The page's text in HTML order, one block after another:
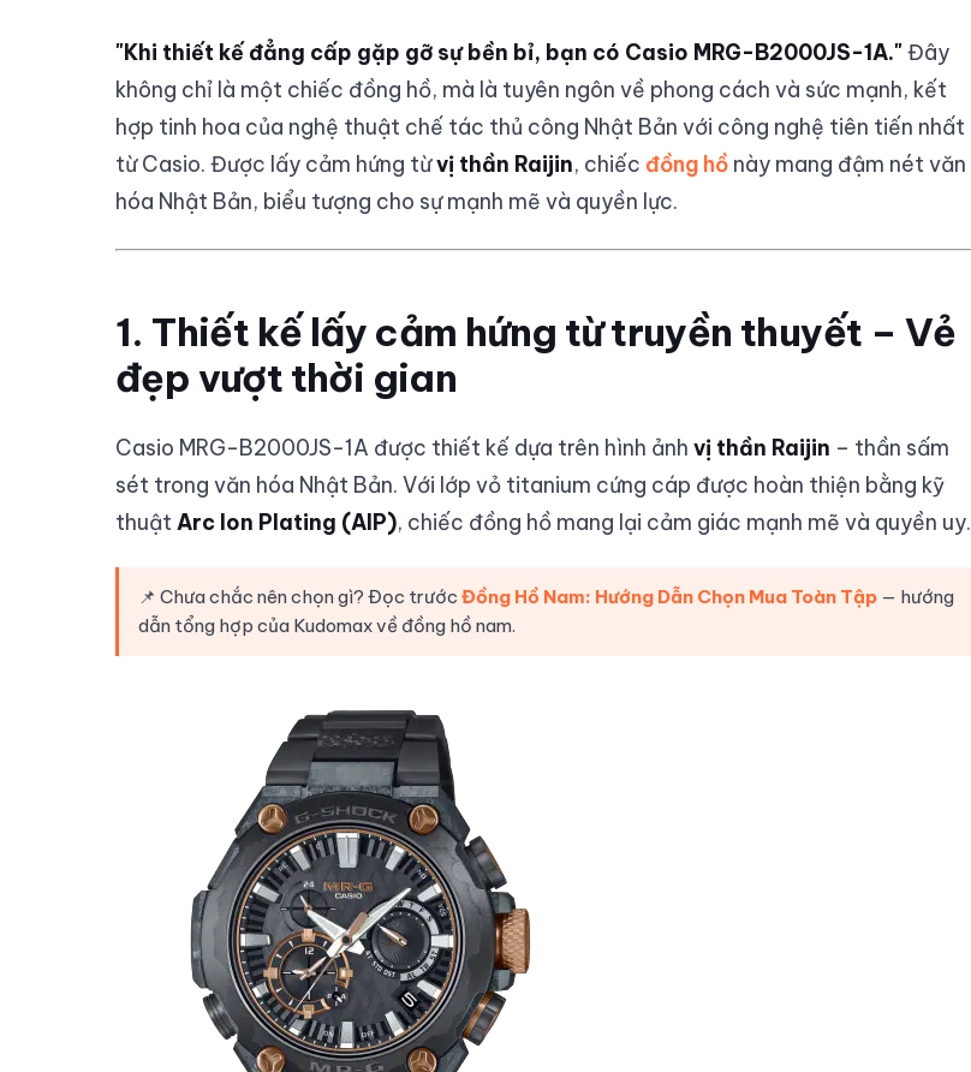
"Khi thiết kế đẳng cấp gặp gỡ sự bền bỉ, bạn có Casio MRG-B2000JS-1A."Đây
không chỉ là một chiếc đồng hồ, mà là tuyên ngôn về phong cách và sức mạnh, kết
hợp tinh hoa của nghệ thuật chế tác thủ công Nhật Bản với công nghệ tiên tiến nhất
từ Casio. Được lấy cảm hứng từvị thần Raijin, chiếc đồng hồ này mang đậm nét văn
hóa Nhật Bản, biểu tượng cho sự mạnh mẽ và quyền lực.
1. Thiết kế lấy cảm hứng từ truyền thuyết – Vẻ
đẹp vượt thời gian
Casio MRG-B2000JS-1A được thiết kế dựa trên hình ảnh vị thần Raijin – thần sấm
sét trong văn hóa Nhật Bản. Với lớp vỏ titanium cứng cáp được hoàn thiện bằng kỹ
thuật Arc Ion Plating (AIP), chiếc đồng hồ mang lại cảm giác mạnh mẽ và quyền uy.
📌 Chưa chắc nên chọn gì? Đọc trước Đồng Hồ Nam: Hướng Dẫn Chọn Mua Toàn Tập — hướng
dẫn tổng hợp của Kudomax về đồng hồ nam.